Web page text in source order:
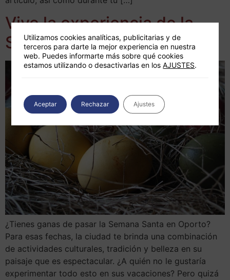
Vive la experiencia de la
Semana Santa en Oporto
¿Tienes ganas de pasar la Semana Santa en Oporto?
Para esas fechas, la ciudad te brinda una combinación
de actividades culturales, tradición y belleza en su
paisaje que es espectacular. ¿A quién no le gustaría
experimentar todo esto en sus vacaciones? Pero quizá
Utilizamos cookies analíticas, publicitarias y de
terceros para darte la mejor experiencia en nuestra
web. Puedes informarte más sobre qué cookies
estamos utilizando o desactivarlas en losAJUSTES.
Aceptar Rechazar Ajustes